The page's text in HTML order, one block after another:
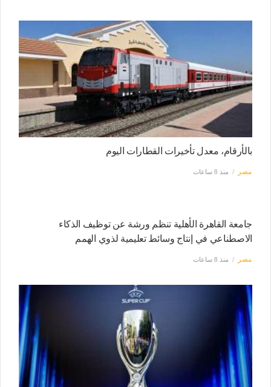
بالأرقام، معدل تأخيرات القطارات اليوم
مصر منذ 8 ساعات
جامعة القاهرة الأهلية تنظم ورشة عن توظيف الذكاء
الاصطناعي في إنتاج وسائط تعليمية لذوي الهمم
مصر منذ 8 ساعات